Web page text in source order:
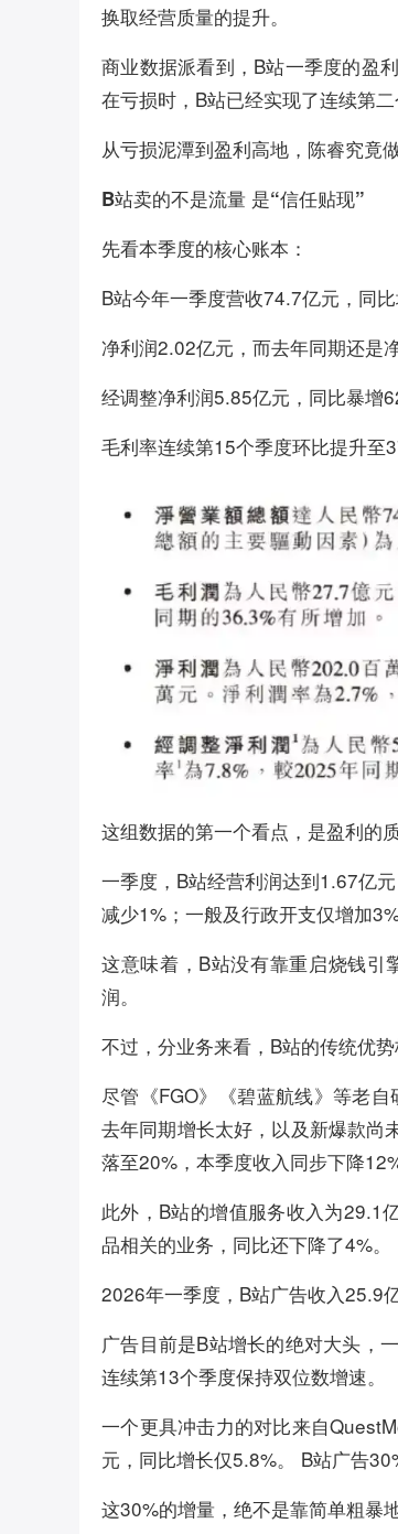
换取经营质量的提升。
商业数据派看到，B站一季度的盈
在亏损时，B站已经实现了连续第
从亏损泥潭到盈利高地，陈睿究竟
B站卖的不是流量 是“信任贴现”
先看本季度的核心账本：
B站今年一季度营收74.7亿元，同比
净利润2.02亿元，而去年同期还是
经调整净利润5.85亿元，同比暴增
毛利率连续第15个季度环比提升至
这组数据的第一个看点，是盈利的质
一季度，B站经营利润达到1.67亿
减少1%；一般及行政开支仅增加3%
这意味着，B站没有靠重启烧钱引
润。
不过，分业务来看，B站的传统优势
尽管《FGO》《碧蓝航线》等老
去年同期增长太好，以及新爆款尚
落至20%，本季度收入同步下降12%
此外，B站的增值服务收入为29.1
品相关的业务，同比还下降了4%。
2026年一季度，B站广告收入25.9
广告目前是B站增长的绝对大头，
连续第13个季度保持双位数增速。
一个更具冲击力的对比来自
元，同比增长仅5.8%。 B站广告
这30%的增量，绝不是靠简单粗暴